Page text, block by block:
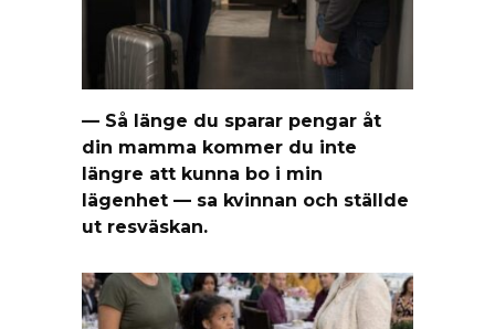
— Så länge du sparar pengar åt
din mamma kommer du inte
längre att kunna bo i min
lägenhet — sa kvinnan och ställde
ut resväskan.